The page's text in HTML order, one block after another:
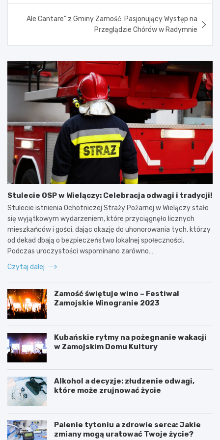
Ale Cantare” z Gminy Zamość: Pasjonujący Występ na
Przeglądzie Chórów w Radymnie
Stulecie OSP w Wielączy: Celebracja odwagi i tradycji!
Stulecie istnienia Ochotniczej Straży Pożarnej w Wielączy stało
się wyjątkowym wydarzeniem, które przyciągnęło licznych
mieszkańców i gości, dając okazję do uhonorowania tych, którzy
od dekad dbają o bezpieczeństwo lokalnej społeczności.
Podczas uroczystości wspominano zarówno…
Czytaj dalej
Zamość świętuje wino – Festiwal
Zamojskie Winogranie 2023
Kubańskie rytmy na pożegnanie wakacji
w Zamojskim Domu Kultury
Alkohol a decyzje: złudzenie odwagi,
które może zrujnować życie
Palenie tytoniu a zdrowie serca: Jakie
zmiany mogą uratować Twoje życie?